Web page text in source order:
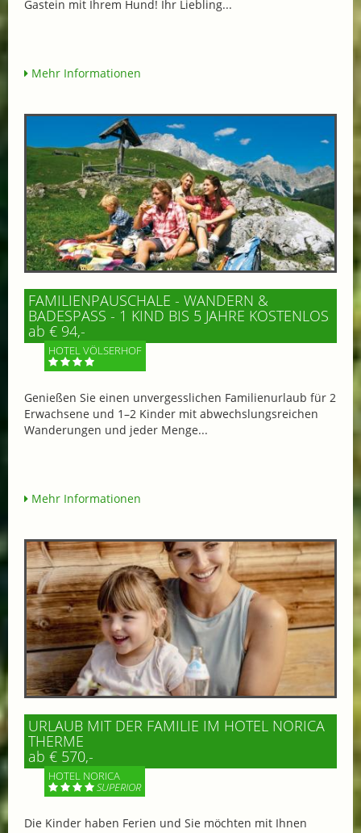
Gastein mit Ihrem Hund! Ihr Liebling...
Mehr Informationen
FAMILIENPAUSCHALE - WANDERN &
BADESPASS - 1 KIND BIS 5 JAHRE KOSTENLOS
ab € 94,-
HOTEL VÖLSERHOF
Genießen Sie einen unvergesslichen Familienurlaub für 2
Erwachsene und 1–2 Kinder mit abwechslungsreichen
Wanderungen und jeder Menge...
Mehr Informationen
URLAUB MIT DER FAMILIE IM HOTEL NORICA
THERME
ab € 570,-
HOTEL NORICA
SUPERIOR
Die Kinder haben Ferien und Sie möchten mit Ihnen